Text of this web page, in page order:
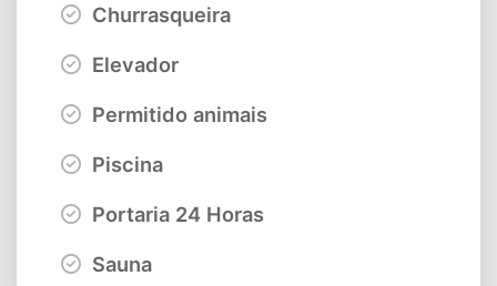
Churrasqueira
Elevador
Permitido animais
Piscina
Portaria 24 Horas
Sauna